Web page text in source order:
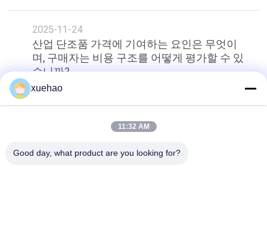
2025-11-24
산업 단조품 가격에 기여하는 요인은 무엇이
며, 구매자는 비용 구조를 어떻게 평가할 수 있
습니까?​​
상단
xuehao
11:32 AM
Good day, what product are you looking for?